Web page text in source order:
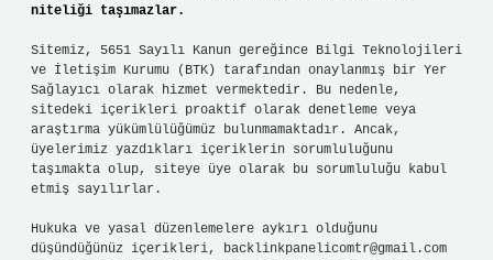
niteliği taşımazlar.
Sitemiz, 5651 Sayılı Kanun gereğince Bilgi Teknolojileri
ve İletişim Kurumu (BTK) tarafından onaylanmış bir Yer
Sağlayıcı olarak hizmet vermektedir. Bu nedenle,
sitedeki içerikleri proaktif olarak denetleme veya
araştırma yükümlülüğümüz bulunmamaktadır. Ancak,
üyelerimiz yazdıkları içeriklerin sorumluluğunu
taşımakta olup, siteye üye olarak bu sorumluluğu kabul
etmiş sayılırlar.
Hukuka ve yasal düzenlemelere aykırı olduğunu
düşündüğünüz içerikleri, backlinkpanelicomtr@gmail.com